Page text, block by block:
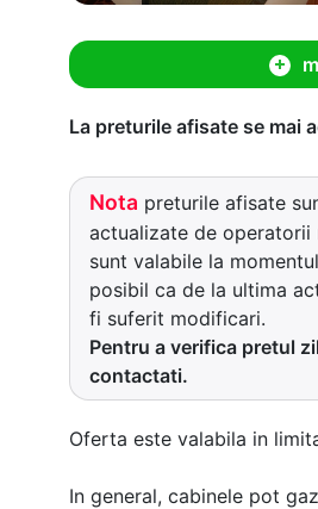
La preturile afisate se mai
Nota preturile afisate
actualizate de
sunt valabile la
posibil ca de la ultima
fi suferit modificari.
Pentru a verifica pretul
contactati.
Oferta este valabila in
In general, cabinele pot